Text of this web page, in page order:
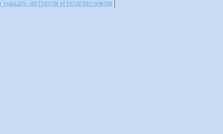
авторов и подписчиков |